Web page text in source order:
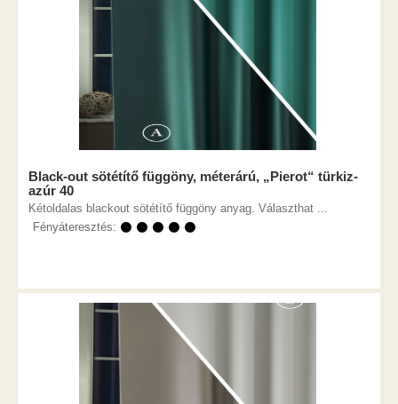
Black-out sötétítő függöny, méterárú, „Pierot“ türkiz-
azúr 40
Kétoldalas blackout sötétítő függöny anyag. Választhat ...
Fényáteresztés: ⚫ ⚫ ⚫ ⚫ ⚫